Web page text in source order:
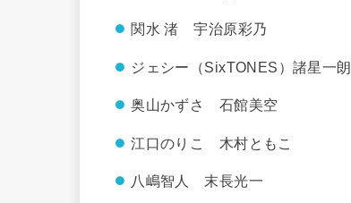
関水 渚 宇治原彩乃
ジェシー（SixTONES）諸星一朗
奥山かずさ 石館美空
江口のりこ 木村ともこ
八嶋智人 末長光一